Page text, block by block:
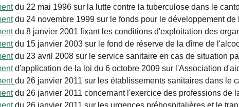
du 22 mai 1996 sur la lutte contre la tuberculose dans le
du 24 novembre 1999 sur le fonds pour le développement
du 8 janvier 2001 fixant les conditions d'exploitation des
du 15 janvier 2003 sur le fond de réserve de la dîme de
du 23 avril 2008 sur le service sanitaire en cas de situation
d'application de la loi du 6 octobre 2009 sur l'Association
du 26 janvier 2011 sur les établissements sanitaires dans le
du 26 janvier 2011 concernant l'exercice des professions de